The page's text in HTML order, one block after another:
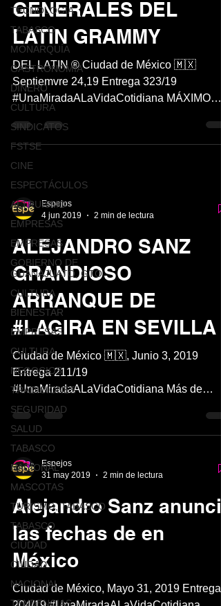
TECNOLOGÍA
TABASCO
MONARQUÍA
GASTRONOMÍA
DINERO
CULTURA
SINDICATOS
FSTSE
CINE
ESPECTÁCULOS
ALTRUISMO
EMPRESAS
EMPRESAS
GOBIERNO DE
GUANAJUATO, GTO
CULTURA
BIENESTAR
EMPRESAS
CULTURA
NEGOCIOS
TRADICIONES
SEGURIDAD
SALUD
TABASCO
NACIONAL
MASCOTAS
TURISMO, TABASCO
TABASCO
CIUDAD
CIUDAD
NACIONAL
TENDENCIAS
GENERALES DEL
LATIN GRAMMY
DEL LATIN ® Ciudad de México 🇲🇽
Septiemvre 24,19 Entrega 323/19
#UnaMiradaALaVidaCotidiana MÁXIMO
NOMINADO EN LAS CATEGORÍAS:
GRABACIÓN...
Espejos
4 jun 2019
2 min de lectura
ALEJANDRO SANZ
GRANDIOSO
ARRANQUE DE
#LAGIRA EN SEVILLA
Ciudad de México 🇲🇽, Junio 3, 2019
Entrega 211/19
#UnaMiradaALaVidaCotidiana Más de
45.000 personas abarrotan el estadio
Benito...
Espejos
31 may 2019
2 min de lectura
Alejandro Sanz anuncia
las fechas de en
México
Ciudad de México, Mayo 31, 2019 Entrega